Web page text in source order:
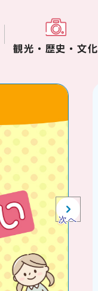
観光・歴史・文化
からの
次へ